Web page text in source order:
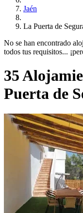
Jaén
La Puerta de
No se han encontrado
todos tus requisitos...
35
Puerta de